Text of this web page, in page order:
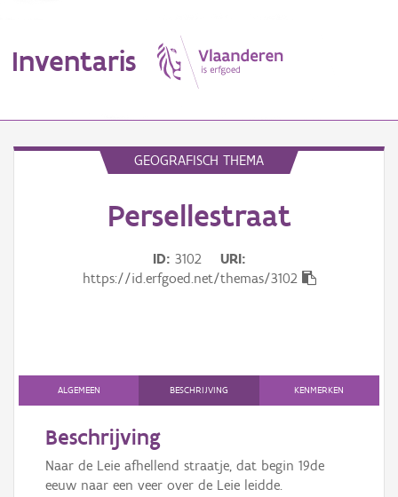
Inventaris
Persoon of collectief
Downloads
Hergebruik
GEOGRAFISCH THEMA
Persellestraat
ID 3102
URI
https://id.erfgoed.net/themas/3102
ALGEMEEN BESCHRIJVING KENMERKEN
Beschrijving
Naar de Leie afhellend straatje, dat begin 19de
eeuw naar een veer over de Leie leidde.